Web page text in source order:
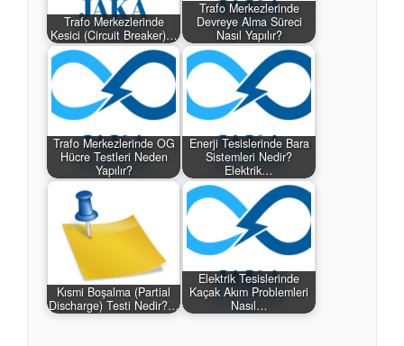
Trafo Merkezlerinde
Kesici (Circuit Breaker)…
Trafo Merkezlerinde
Devreye Alma Süreci
Nasıl Yapılır?
Trafo Merkezlerinde OG
Hücre Testleri Neden
Yapılır?
Enerji Tesislerinde Bara
Sistemleri Nedir?
Elektrik…
Kısmi Boşalma (Partial
Discharge) Testi Nedir?…
Elektrik Tesislerinde
Kaçak Akım Problemleri
Nasıl…